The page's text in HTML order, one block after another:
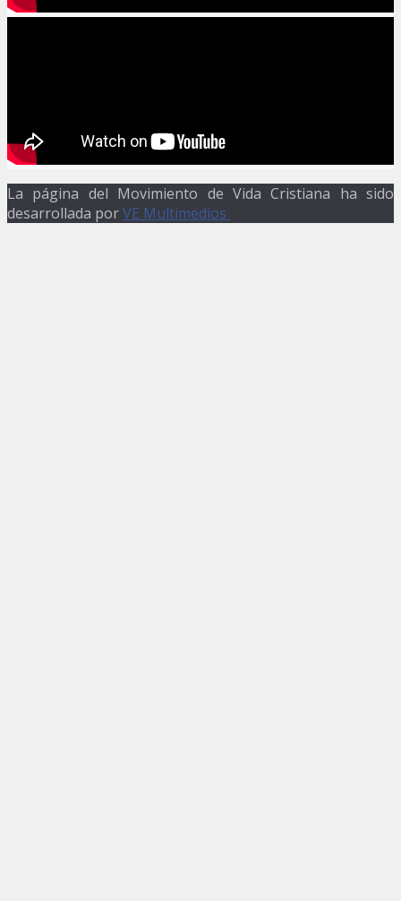
La página del Movimiento de Vida Cristiana ha sido
desarrollada porVE Multimedios